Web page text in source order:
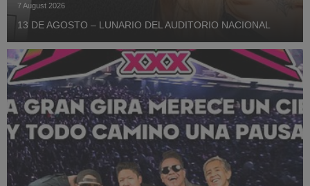
7 August 2026
13 DE AGOSTO – LUNARIO DEL AUDITORIO NACIONAL